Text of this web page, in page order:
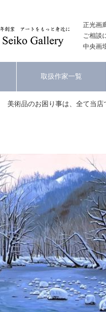
正光画
ご相談
中央画
取扱作家一覧
美術品のお困り事は、全て当